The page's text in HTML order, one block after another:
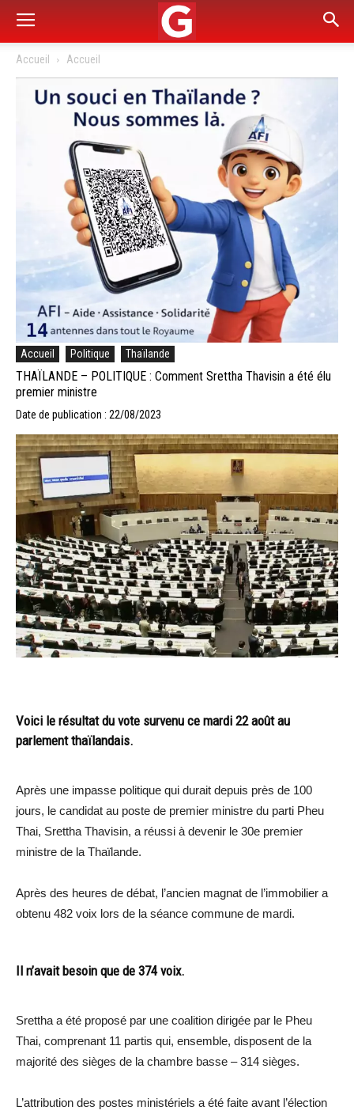
Accueil Accueil
Accueil Politique Thaïlande
THAÏLANDE – POLITIQUE : Comment Srettha Thavisin a été élu
premier ministre
Date de publication : 22/08/2023
Voici le résultat du vote survenu ce mardi 22 août au
parlement thaïlandais.
Après une impasse politique qui durait depuis près de 100
jours, le candidat au poste de premier ministre du parti Pheu
Thai, Srettha Thavisin, a réussi à devenir le 30e premier
ministre de la Thaïlande.
Après des heures de débat, l’ancien magnat de l’immobilier a
obtenu 482 voix lors de la séance commune de mardi.
Il n’avait besoin que de 374 voix.
Srettha a été proposé par une coalition dirigée par le Pheu
Thai, comprenant 11 partis qui, ensemble, disposent de la
majorité des sièges de la chambre basse – 314 sièges.
L’attribution des postes ministériels a été faite avant l’élection